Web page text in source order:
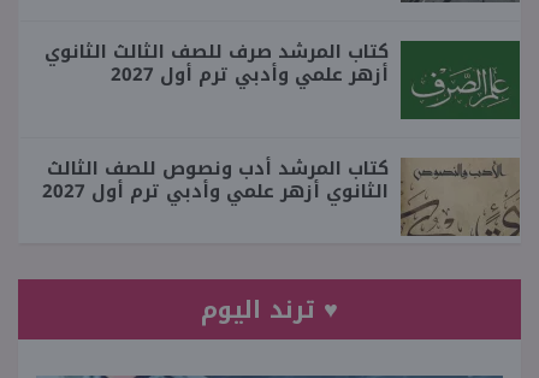
كتاب المرشد صرف للصف الثالث الثانوي
أزهر علمي وأدبي ترم أول 2027
كتاب المرشد أدب ونصوص للصف الثالث
الثانوي أزهر علمي وأدبي ترم أول 2027
♥ ترند اليوم